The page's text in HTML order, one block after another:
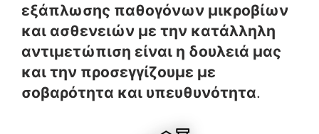
εξάπλωσης παθογόνων μικροβίων
και ασθενειών με την κατάλληλη
αντιμετώπιση είναι η δουλειά μας
και την προσεγγίζουμε με
σοβαρότητα και υπευθυνότητα.